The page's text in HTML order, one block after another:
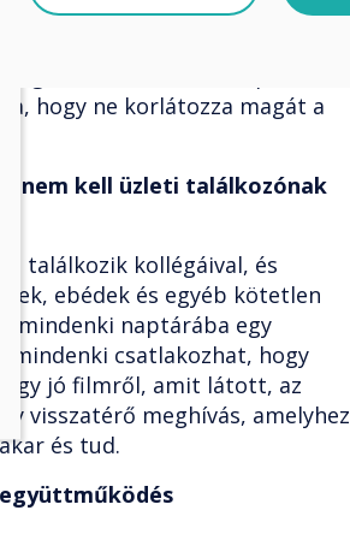
hogy ne korlátozza magát a
nem kell üzleti találkozónak
találkozik kollégáival, és
ebédek és egyéb kötetlen
mindenki naptárába egy
mindenki csatlakozhat, hogy
egy jó filmről, amit látott, az
visszatérő meghívás, amelyhez
és tud.
együttműködés